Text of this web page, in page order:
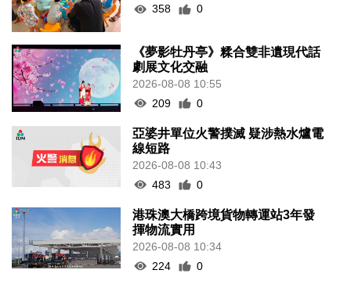
358
0
《夢影牡丹亭》糅合雙非遺現代話
劇展文化交融
2026-08-08 10:55
209
0
亞婆井單位火警撲滅 疑涉熱水爐電
線短路
2026-08-08 10:43
483
0
港珠澳大橋跨境貨物轉運站3年發
揮物流實用
2026-08-08 10:34
224
0